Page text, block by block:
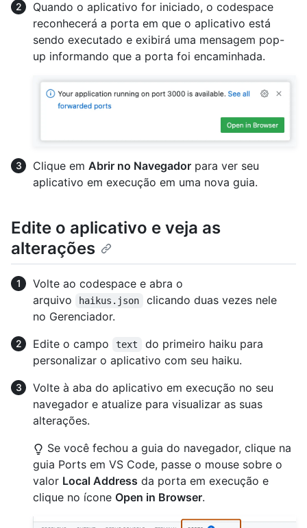
Quando o aplicativo for iniciado, o codespace
reconhecerá a porta em que o aplicativo está
sendo executado e exibirá uma mensagem pop-
up informando que a porta foi encaminhada.
Clique em Abrir no Navegador para ver seu
aplicativo em execução em uma nova guia.
Edite o aplicativo e veja as
alterações
Volte ao codespace e abra o
arquivo
haikus.json
clicando duas vezes nele
no Gerenciador.
Edite o campo
text
do primeiro haiku para
personalizar o aplicativo com seu haiku.
Volte à aba do aplicativo em execução no seu
navegador e atualize para visualizar as suas
alterações.
Se você fechou a guia do navegador, clique na
guia Ports em VS Code, passe o mouse sobre o
valor Local Address da porta em execução e
clique no ícone Open in Browser.